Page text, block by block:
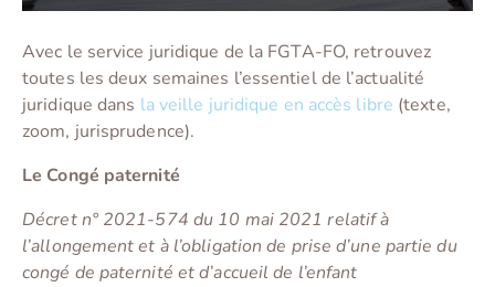
Avec le service juridique de la FGTA-FO, retrouvez
toutes les deux semaines l’essentiel de l’actualité
juridique dans la veille juridique en accès libre (texte,
zoom, jurisprudence).
Le Congé paternité
Décret n° 2021-574 du 10 mai 2021 relatif à
l’allongement et à l’obligation de prise d’une partie du
congé de paternité et d’accueil de l’enfant